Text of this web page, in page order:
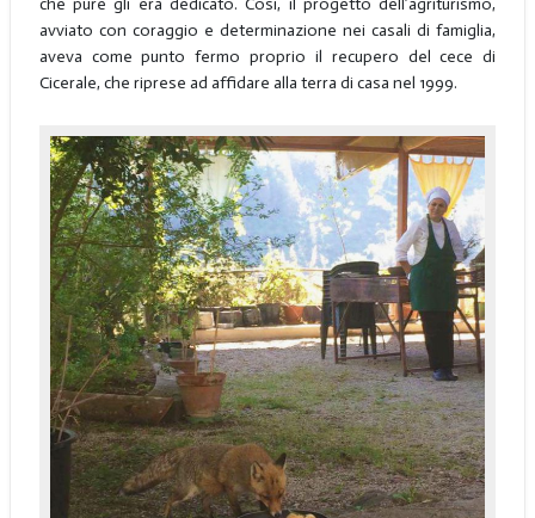
avviato con coraggio e determinazione nei casali di famiglia,
aveva come punto fermo proprio il recupero del cece di
Cicerale, che riprese ad affidare alla terra di casa nel 1999.